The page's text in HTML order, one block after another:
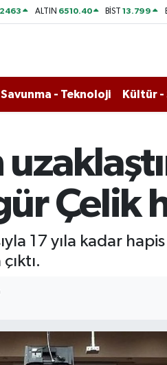
ALTIN 6510.40 BİST13.799
Savunma - Teknoloji Kültür -
Çelik
17 yıla kadar